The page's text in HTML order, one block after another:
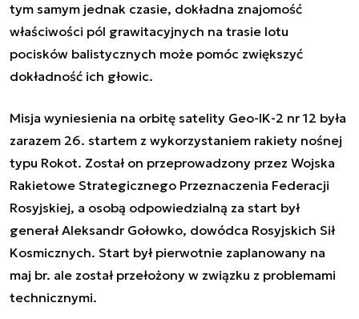
tym samym jednak czasie, dokładna znajomość
właściwości pól grawitacyjnych na trasie lotu
pocisków balistycznych może pomóc zwiększyć
dokładność ich głowic.
Misja wyniesienia na orbitę satelity Geo-IK-2 nr 12 była
zarazem 26. startem z wykorzystaniem rakiety nośnej
typu Rokot. Został on przeprowadzony przez Wojska
Rakietowe Strategicznego Przeznaczenia Federacji
Rosyjskiej, a osobą odpowiedzialną za start był
generał Aleksandr Gołowko, dowódca Rosyjskich Sił
Kosmicznych. Start był pierwotnie zaplanowany na
maj br. ale został przełożony w związku z problemami
technicznymi.